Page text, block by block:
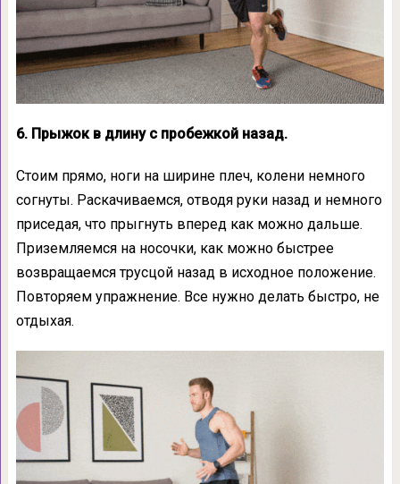
6. Прыжок в длину с пробежкой назад.
Стоим прямо, ноги на ширине плеч, колени немного
согнуты. Раскачиваемся, отводя руки назад и немного
приседая, что прыгнуть вперед как можно дальше.
Приземляемся на носочки, как можно быстрее
возвращаемся трусцой назад в исходное положение.
Повторяем упражнение. Все нужно делать быстро, не
отдыхая.